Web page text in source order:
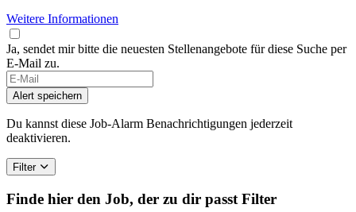
Weitere Informationen
Ja, sendet mir bitte die neuesten Stellenangebote für diese Suche per
E-Mail zu.
If
you
are
a
human,
this
field
Alert speichern
Du kannst diese Job-Alarm Benachrichtigungen jederzeit
deaktivieren.
Filter
Finde hier den Job, der zu dir passt Filter